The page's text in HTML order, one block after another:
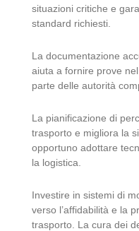
situazioni critiche e
standard richiesti.
La documentazione
aiuta a fornire prove
parte delle autorità
La pianificazione di
trasporto e migliora la
opportuno adottare
la logistica.
Investire in sistemi di
verso l’affidabilità e la
trasporto. La cura dei